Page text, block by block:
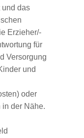
das
Erzieher/-
für
Versorgung
und
oder
der Nähe.